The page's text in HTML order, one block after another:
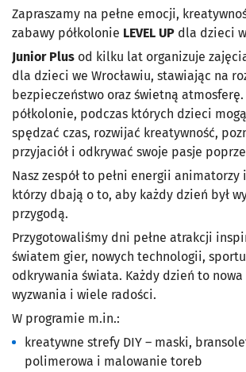
Zapraszamy na pełne emocji,
zabawy półkolonie LEVEL UP dla dzieci
Junior Plus od kilku lat organizuje
dla dzieci we Wrocławiu, stawiając na
bezpieczeństwo oraz świetną atmosferę.
półkolonie, podczas których dzieci
spędzać czas, rozwijać kreatywność,
przyjaciół i odkrywać swoje pasje
Nasz zespół to pełni energii
którzy dbają o to, aby każdy dzień był
przygodą.
Przygotowaliśmy dni pełne atrakcji
światem gier, nowych technologii,
odkrywania świata. Każdy dzień to nowa
wyzwania i wiele radości.
W programie m.in.:
kreatywne strefy DIY – maski,
polimerowa i malowanie toreb